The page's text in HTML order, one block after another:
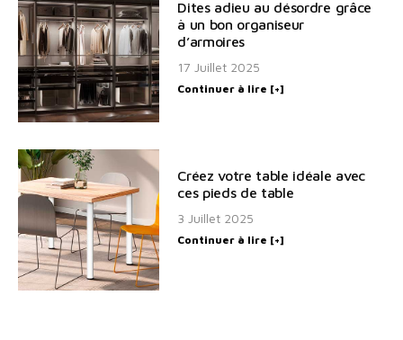
Dites adieu au désordre grâce
à un bon organiseur
d’armoires
17 Juillet 2025
Continuer à lire [+]
Créez votre table idéale avec
ces pieds de table
3 Juillet 2025
Continuer à lire [+]